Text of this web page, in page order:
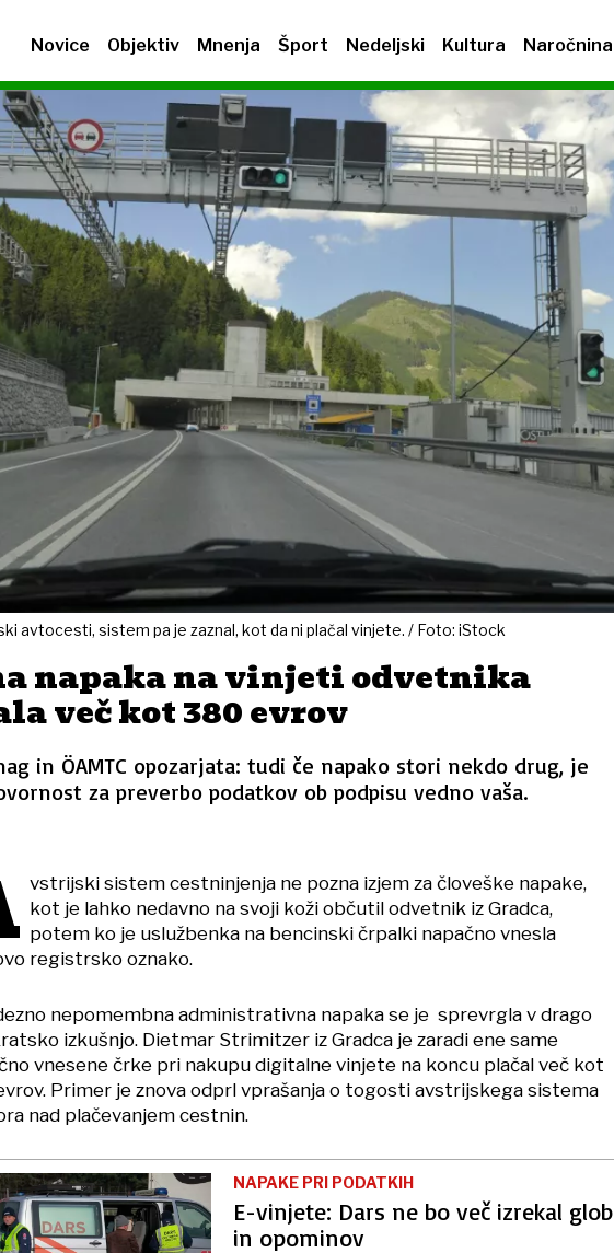
Novice Objektiv Mnenja Šport Nedeljski Kultura Naročnina
avtocesti, sistem pa je zaznal, kot da ni plačal vinjete. / Foto: iStock
napaka na vinjeti odvetnika
več kot 380 evrov
in ÖAMTC opozarjata: tudi če napako stori nekdo drug, je
za preverbo podatkov ob podpisu vedno vaša.
vstrijski sistem cestninjenja ne pozna izjem za človeške napake,
kot je lahko nedavno na svoji koži občutil odvetnik iz Gradca,
potem ko je uslužbenka na bencinski črpalki napačno vnesla
registrsko oznako.
nepomembna administrativna napaka se je sprevrgla v drago
izkušnjo. Dietmar Strimitzer iz Gradca je zaradi ene same
vnesene črke pri nakupu digitalne vinjete na koncu plačal več kot
Primer je znova odprl vprašanja o togosti avstrijskega sistema
nad plačevanjem cestnin.
NAPAKE PRI PODATKIH
E-vinjete: Dars ne bo več izrekal glob
in opominov